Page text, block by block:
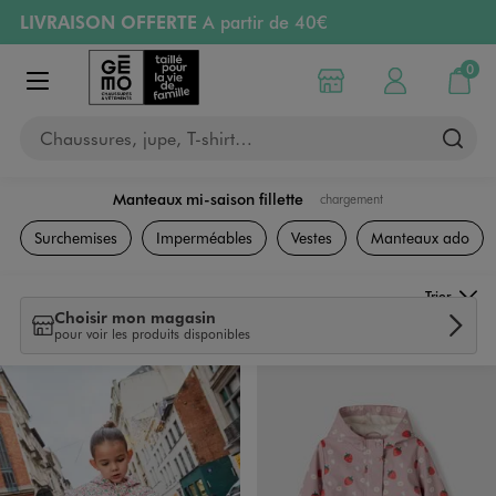
Aller au contenu principal
Aller à la navigation
LIVRAISON OFFERTE A partir de 40€
RETRAIT ET LIVRAISON OFFERTE
en magasin
PAYEZ EN 3x SANS FRAIS
Retours OFFERTS
pendant 30 jours
Afficher le menu
Chaussures, jupe, T-shirt…
Choisir mon magasin
Mon compte
0
Mon
Manteaux mi-saison fillette chargement
Vêtements
Surchemises Imperméables Vestes Manteaux ado
Choisir mon magasin
pour voir les produits disponibles
Trier